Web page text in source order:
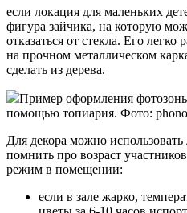
если локация для маленьких
фигура зайчика, на которую
отказаться от стекла. Его
на прочном металлическом
сделать из дерева.
Пример оформления
помощью топиария. Фото:
Для декора можно
помнить про возраст
режим в помещении:
если в зале жарко,